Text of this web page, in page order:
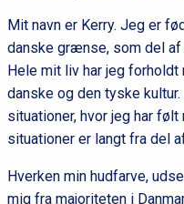
Mit navn er Kerry. Jeg er
danske grænse, som del af
Hele mit liv har jeg
danske og den tyske
situationer, hvor jeg har
situationer er langt fra del
Hverken min hudfarve,
mig fra majoriteten i